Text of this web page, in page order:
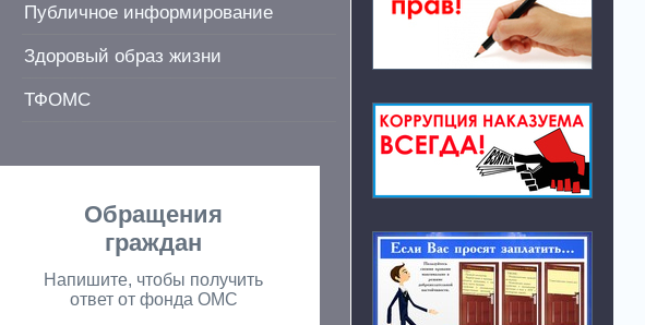
Публичное информирование
Здоровый образ жизни
ТФОМС
Обращения
граждан
Напишите, чтобы получить
ответ от фонда ОМС